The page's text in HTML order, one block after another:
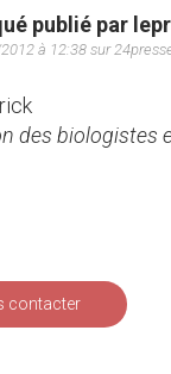
publié par
à 12:38 sur
des biologistes
contacter